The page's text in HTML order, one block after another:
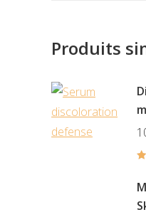
Produits